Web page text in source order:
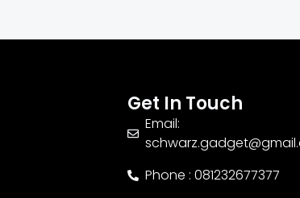
Get In Touch
Email:
Phone : 081232677377